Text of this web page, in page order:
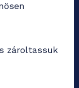
zároltassuk